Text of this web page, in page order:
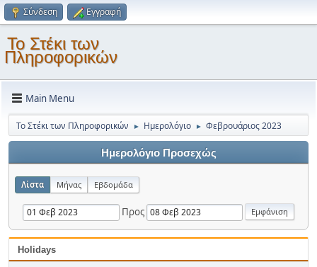
Σύνδεση Εγγραφή
Το Στέκι των
Πληροφορικών
Main Menu
Το Στέκι των Πληροφορικών ► Ημερολόγιο ► Φεβρουάριος 2023
Ημερολόγιο Προσεχώς
Λίστα Μήνας Εβδομάδα
Προς
Holidays